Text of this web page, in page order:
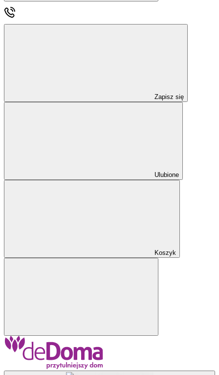
Zapisz się
Ulubione
Koszyk